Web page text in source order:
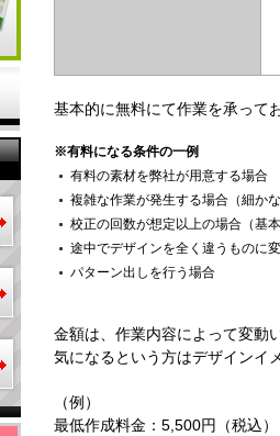
基本的に無料にて作業を承って
※有料になる条件の一例
有料の素材を弊社が用意する場合
複雑な作業が発生する場合（細か
校正の回数が想定以上の場合（基
途中でデザインを全く違うものに
パターン出しを行う場合
金額は、作業内容によって変動
気になるという方はデザインイ
（例）
最低作成料金：5,500円（税込